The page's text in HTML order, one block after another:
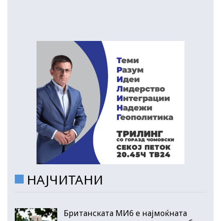
НАЈЧИТАНИ
Британската МИ6 е најмоќната